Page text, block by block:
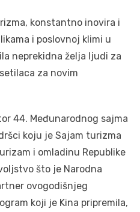
konstantno inovira i
i poslovnoj klimi u
neprekidna želja ljudi za
za novim
44. Međunarodnog sajma
koju je Sajam turizma
i omladinu Republike
što je Narodna
ovogodišnjeg
koji je Kina pripremila,